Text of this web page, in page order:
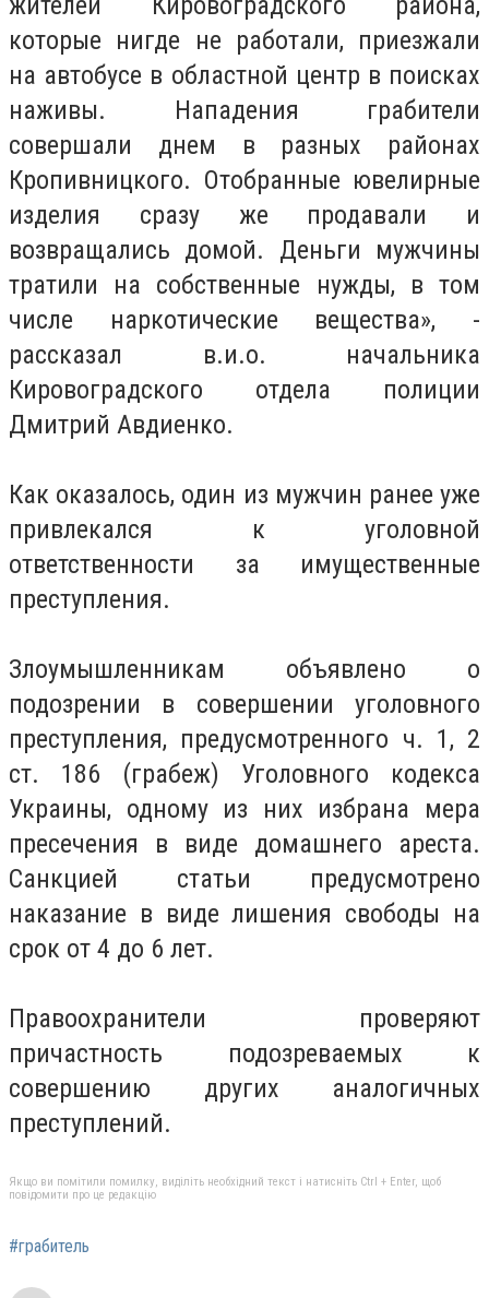
которые нигде не работали, приезжали
на автобусе в областной центр в поисках
наживы. Нападения грабители
совершали днем ​​в разных районах
Кропивницкого. Отобранные ювелирные
изделия сразу же продавали и
возвращались домой. Деньги мужчины
тратили на собственные нужды, в том
числе наркотические вещества», -
рассказал в.и.о. начальника
Кировоградского отдела полиции
Дмитрий Авдиенко.
Как оказалось, один из мужчин ранее уже
привлекался к уголовной
ответственности за имущественные
преступления.
Злоумышленникам объявлено о
подозрении в совершении уголовного
преступления, предусмотренного ч. 1, 2
ст. 186 (грабеж) Уголовного кодекса
Украины, одному из них избрана мера
пресечения в виде домашнего ареста.
Санкцией статьи предусмотрено
наказание в виде лишения свободы на
срок от 4 до 6 лет.
Правоохранители проверяют
причастность подозреваемых к
совершению других аналогичных
преступлений.
Якщо ви помітили помилку, виділіть необхідний текст і натисніть Ctrl + Enter, щоб
повідомити про це редакцію
#грабитель